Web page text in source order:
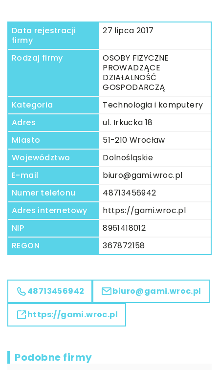
Data rejestracji
firmy
27 lipca 2017
Rodzaj firmy
OSOBY FIZYCZNE
PROWADZĄCE
DZIAŁALNOŚĆ
GOSPODARCZĄ
Kategoria
Technologia i komputery
Adres
ul. Irkucka 18
Miasto
51-210 Wrocław
Województwo
Dolnośląskie
E-mail
biuro@gami.wroc.pl
Numer telefonu
48713456942
Adres internetowy
https://gami.wroc.pl
NIP
8961418012
REGON
367872158
48713456942 biuro@gami.wroc.pl
https://gami.wroc.pl
Podobne firmy